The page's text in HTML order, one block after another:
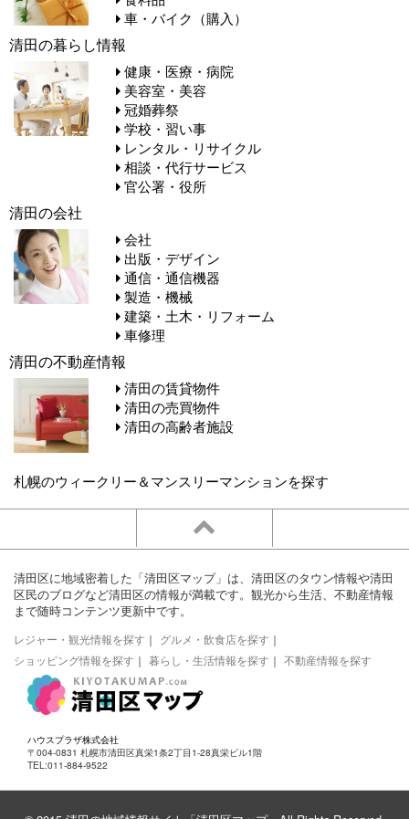
車・バイク（購入）
清田の暮らし情報
健康・医療・病院
美容室・美容
冠婚葬祭
学校・習い事
レンタル・リサイクル
相談・代行サービス
官公署・役所
清田の会社
会社
出版・デザイン
通信・通信機器
製造・機械
建築・土木・リフォーム
車修理
清田の不動産情報
清田の賃貸物件
清田の売買物件
清田の高齢者施設
札幌のウィークリー＆マンスリーマンションを探す
清田区に地域密着した「清田区マップ」は、清田区のタウン情報や清田
区民のブログなど清田区の情報が満載です。観光から生活、不動産情報
まで随時コンテンツ更新中です。
レジャー・観光情報を探す ｜ グルメ・飲食店を探す ｜
ショッピング情報を探す ｜ 暮らし・生活情報を探す ｜ 不動産情報を探す
ハウスプラザ株式会社
〒004-0831 札幌市清田区真栄1条2丁目1-28真栄ビル1階
TEL:011-884-9522